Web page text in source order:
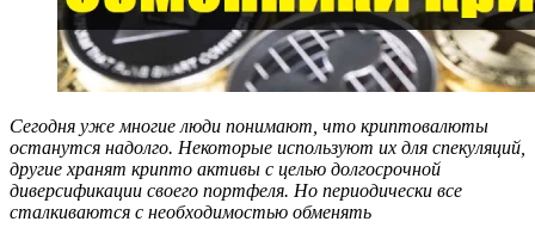
Сегодня уже многие люди понимают, что криптовалюты
останутся надолго. Некоторые используют их для спекуляций,
другие хранят крипто активы с целью долгосрочной
диверсификации своего портфеля. Но периодически все
сталкиваются с необходимостью обменять